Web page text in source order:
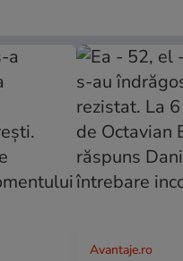
Avantaje.ro